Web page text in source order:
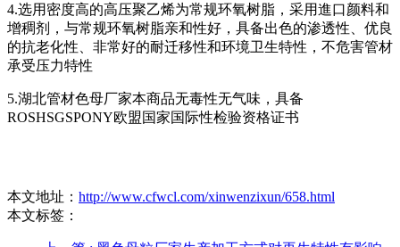
4.选用密度高的高压聚乙烯为常规环氧树脂，采用進口颜料和
增稠剂，与常规环氧树脂亲和性好，具备出色的渗透性、优良
的抗老化性、非常好的耐迁移性和环境卫生特性，不危害管材
承受压力特性
5.湖北管材色母厂家本商品无毒性无气味，具备
ROSHSGSPONY欧盟国家国际性检验资格证书
本文地址： http://www.cfwcl.com/xinwenzixun/658.html
本文标签：